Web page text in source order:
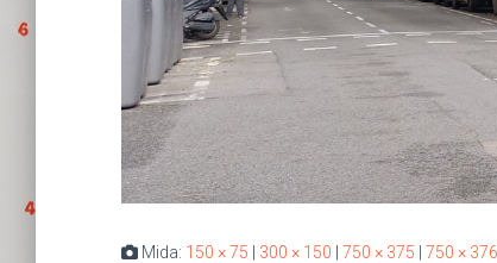
Mida: 150 × 75 300 × 150 750 × 375 750 × 376